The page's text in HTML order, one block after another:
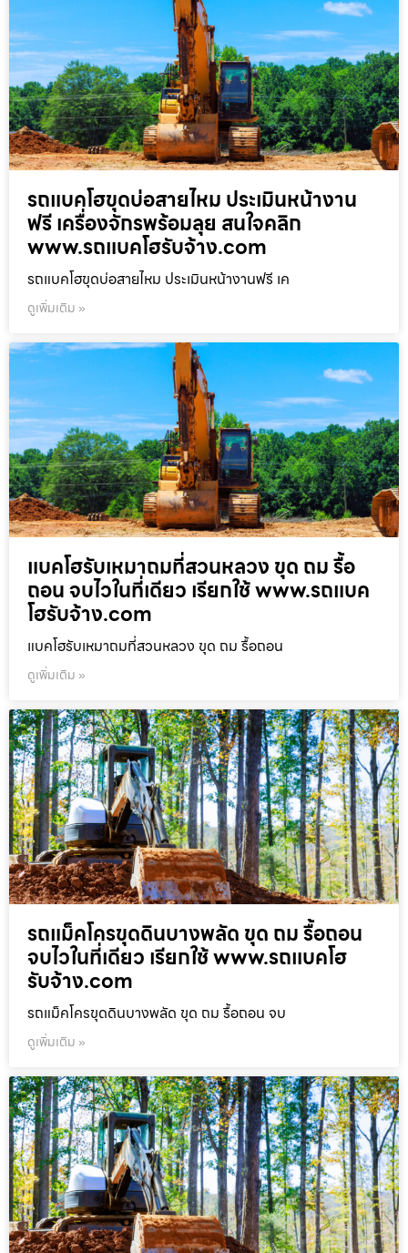
รถแบคโฮขุดบ่อสายไหม ประเมินหน้างาน
ฟรี เครื่องจักรพร้อมลุย สนใจคลิก
www.รถแบคโฮรับจ้าง.com
รถแบคโฮขุดบ่อสายไหม ประเมินหน้างานฟรี เค
ดูเพิ่มเติม »
แบคโฮรับเหมาถมที่สวนหลวง ขุด ถม รื้อ
ถอน จบไวในที่เดียว เรียกใช้ www.รถแบค
โฮรับจ้าง.com
แบคโฮรับเหมาถมที่สวนหลวง ขุด ถม รื้อถอน
ดูเพิ่มเติม »
รถแม็คโครขุดดินบางพลัด ขุด ถม รื้อถอน
จบไวในที่เดียว เรียกใช้ www.รถแบคโฮ
รับจ้าง.com
รถแม็คโครขุดดินบางพลัด ขุด ถม รื้อถอน จบ
ดูเพิ่มเติม »